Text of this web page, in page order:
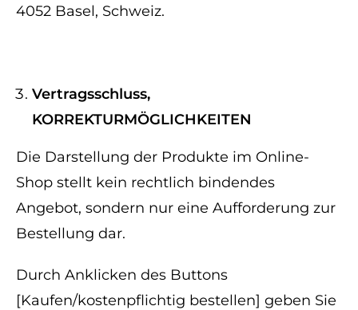
4052 Basel, Schweiz.
Vertragsschluss,
KORREKTURMÖGLICHKEITEN
Die Darstellung der Produkte im Online-
Shop stellt kein rechtlich bindendes
Angebot, sondern nur eine Aufforderung zur
Bestellung dar.
Durch Anklicken des Buttons
[Kaufen/kostenpflichtig bestellen] geben Sie